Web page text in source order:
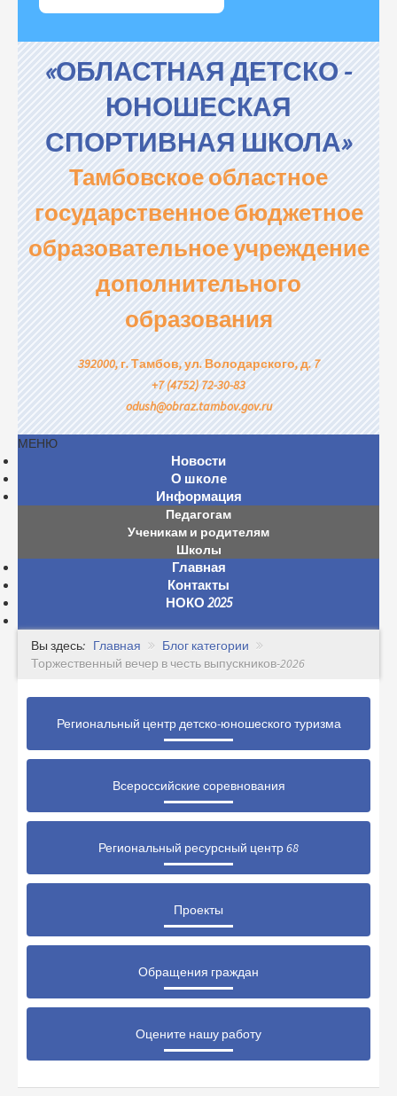
«ОБЛАСТНАЯ ДЕТСКО -
ЮНОШЕСКАЯ
СПОРТИВНАЯ ШКОЛА»
Тамбовское областное
государственное бюджетное
образовательное учреждение
дополнительного
образования
392000, г. Тамбов, ул. Володарского, д. 7
+7 (4752) 72-30-83
odush@obraz.tambov.gov.ru
МЕНЮ
Новости
О школе
Информация
Педагогам
Ученикам и родителям
Школы
Главная
Контакты
НОКО 2025
Вы здесь: Главная
Блог категории
Торжественный вечер в честь выпускников-2026
Региональный центр детско-юношеского туризма
Всероссийские соревнования
Региональный ресурсный центр 68
Проекты
Обращения граждан
Оцените нашу работу